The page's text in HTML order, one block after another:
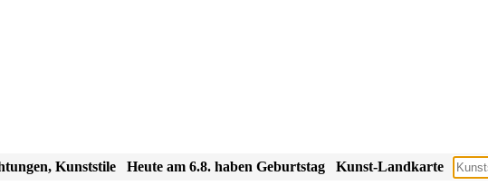
Kunst-Landkarte
Heute am 6.8. haben Geburtstag
Kunststile